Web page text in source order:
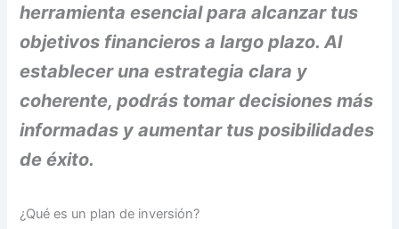
herramienta esencial para alcanzar tus
objetivos financieros a largo plazo. Al
establecer una estrategia clara y
coherente, podrás tomar decisiones más
informadas y aumentar tus posibilidades
de éxito.
¿Qué es un plan de inversión?